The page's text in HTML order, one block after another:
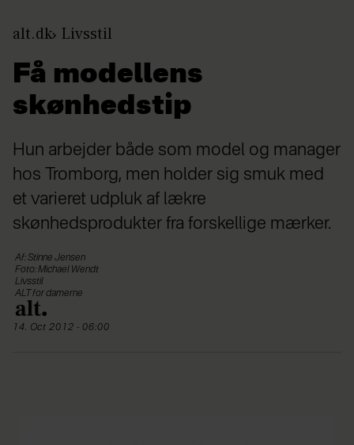
alt.dk Livsstil
Få modellens
skønhedstip
Hun arbejder både som model og manager
hos Tromborg, men holder sig smuk med
et varieret udpluk af lækre
skønhedsprodukter fra forskellige mærker.
Af: Stinne Jensen
Foto: Michael Wendt
Livsstil
ALT for damerne
14. Oct 2012 - 06:00